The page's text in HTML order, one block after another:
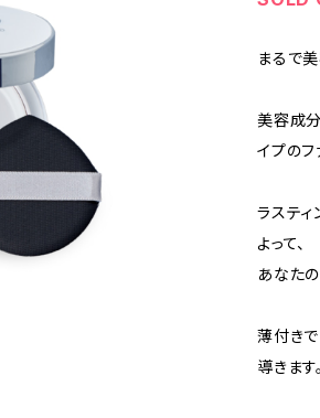
まるで
美容成
イプのフ
ラスティ
よって、
あなた
薄付き
導きます。